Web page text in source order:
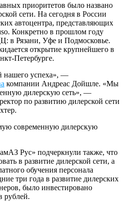
приоритетов было названо
сети. На сегодня в России
автоцентра, представляющих
Конкретно в прошлом году
в Рязани, Уфе и Подмосковье.
открытие крупнейшего в
Петербурге.
нашего успеха», —
компании Андреас Дойшле. «Мы
дилерскую сеть», —
по развитию дилерской сети
современную дилерскую
Рус» подчеркнули также, что
в развитие дилерской сети, а
обучения персонала
три года в развитие дилерских
было инвестировано
рублей.